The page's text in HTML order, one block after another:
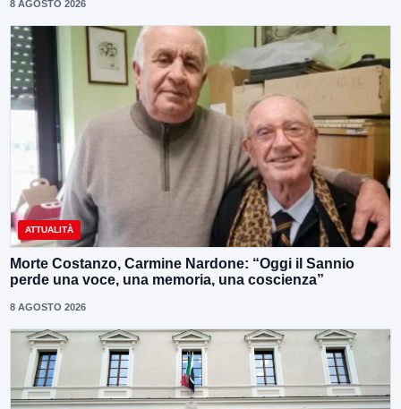
8 AGOSTO 2026
ATTUALITÀ
Morte Costanzo, Carmine Nardone: “Oggi il Sannio
perde una voce, una memoria, una coscienza”
8 AGOSTO 2026